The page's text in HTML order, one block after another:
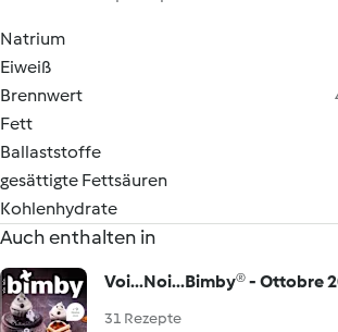
Natrium
Eiweiß
Brennwert
Fett
Ballaststoffe
gesättigte Fettsäuren
Kohlenhydrate
Auch enthalten in
Voi...Noi...Bimby® - Ottobre
31 Rezepte